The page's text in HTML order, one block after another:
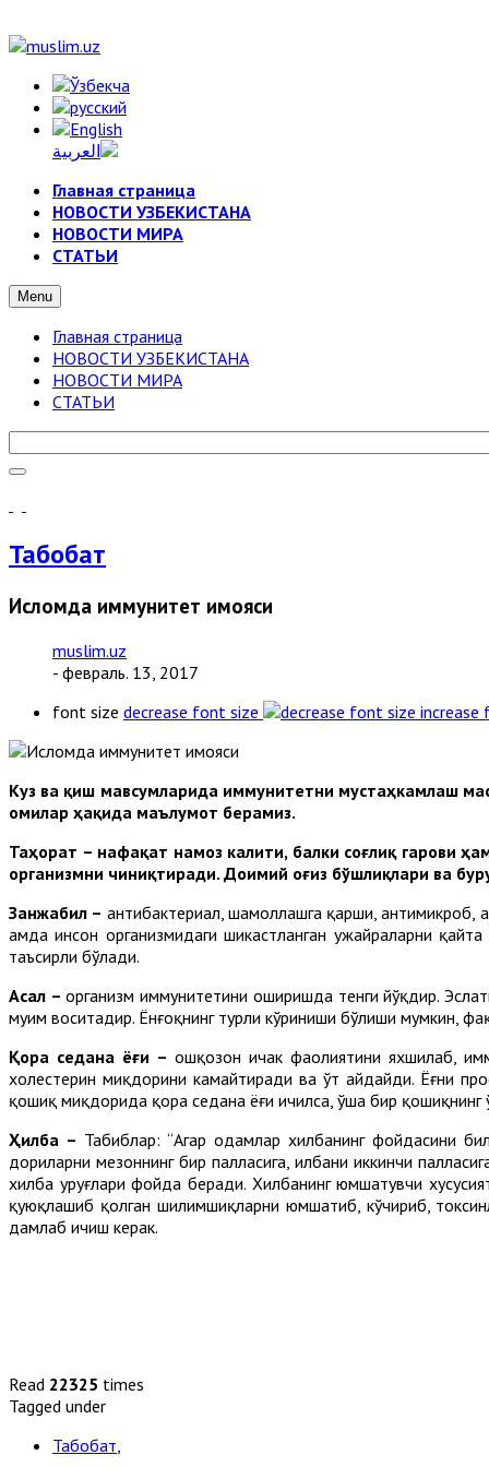
Главная страница
НОВОСТИ УЗБЕКИСТАНА
НОВОСТИ МИРА
СТАТЬИ
Menu
Главная страница
НОВОСТИ УЗБЕКИСТАНА
НОВОСТИ МИРА
СТАТЬИ
Табобат
Исломда иммунитет ҳимояси
muslim.uz
- февраль. 13, 2017
font size decrease font size increase
Куз ва қиш мавсумларида иммунитетни мустаҳкамлаш
омилар ҳақида маълумот берамиз.
Таҳорат – нафақат намоз калити, балки соғлиқ гарови
организмни чиниқтиради. Доимий оғиз бўшлиқлари ва
Занжабил – антибактериал, шамоллашга қарши, антимикроб,
ҳамда инсон организмидаги шикастланган ҳужайраларни
таъсирли бўлади.
Асал –организм иммунитетини оширишда тенги йўқдир.
муҳим воситадир. Ёнғоқнинг турли кўриниши бўлиши
Қора седана ёғи – ошқозон ичак фаолиятини яхшилаб,
холестерин миқдорини камайтиради ва ўт ҳайдайди. Ёғни
қошиқ миқдорида қора седана ёғи ичилса, ўша бир
Ҳилба – Табиблар: “Агар одамлар хилбанинг фойдасини
дориларни мезоннинг бир палласига, ҳилбани иккинчи
хилба уруғлари фойда беради. Хилбанинг юмшатувчи
қуюқлашиб қолган шилимшиқларни юмшатиб, кўчириб,
дамлаб ичиш керак.
Read 22325 times
Tagged under
Табобат